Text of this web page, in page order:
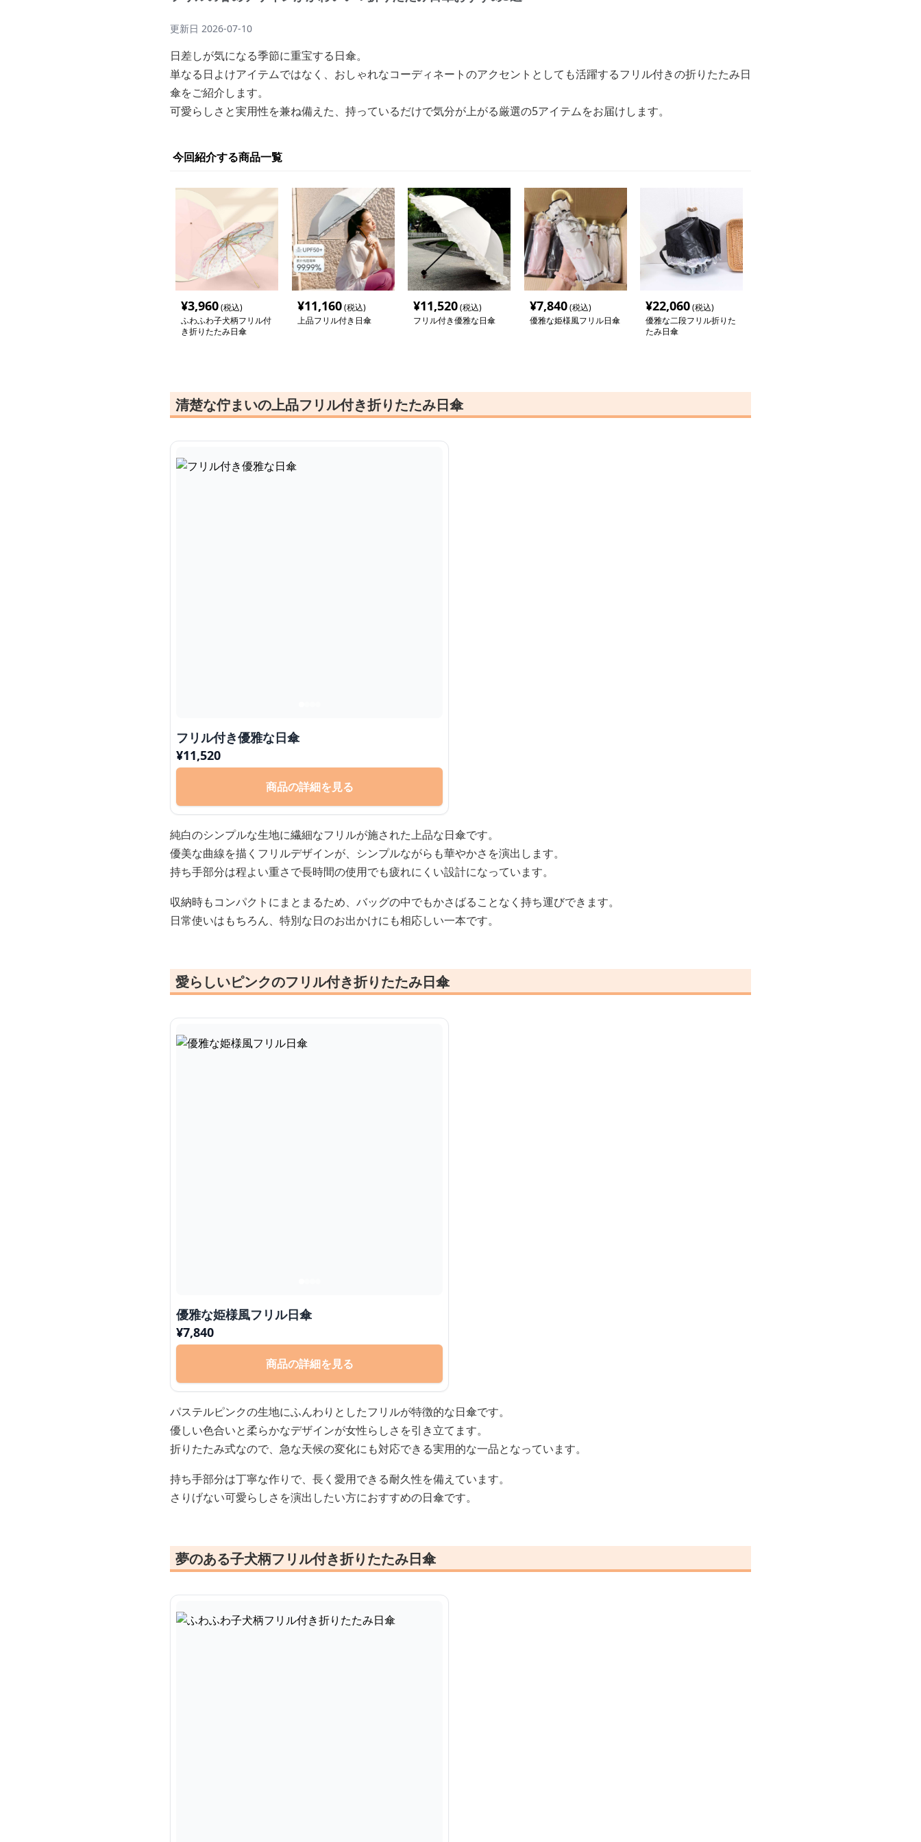
更新日 2026-07-10
日差しが気になる季節に重宝する日傘。
単なる日よけアイテムではなく、おしゃれなコーディネートのアクセントとしても活躍するフリル付きの折りたたみ日
傘をご紹介します。
可愛らしさと実用性を兼ね備えた、持っているだけで気分が上がる厳選の5アイテムをお届けします。
今回紹介する商品一覧
¥3,960(税込)
ふわふわ子犬柄フリル付
き折りたたみ日傘
¥11,160(税込)
上品フリル付き日傘
¥11,520(税込)
フリル付き優雅な日傘
¥7,840(税込)
優雅な姫様風フリル日傘
¥22,060(税込)
優雅な二段フリル折りた
たみ日傘
清楚な佇まいの上品フリル付き折りたたみ日傘
フリル付き優雅な日傘
¥11,520
商品の詳細を見る
純白のシンプルな生地に繊細なフリルが施された上品な日傘です。
優美な曲線を描くフリルデザインが、シンプルながらも華やかさを演出します。
持ち手部分は程よい重さで長時間の使用でも疲れにくい設計になっています。
収納時もコンパクトにまとまるため、バッグの中でもかさばることなく持ち運びできます。
日常使いはもちろん、特別な日のお出かけにも相応しい一本です。
愛らしいピンクのフリル付き折りたたみ日傘
優雅な姫様風フリル日傘
¥7,840
商品の詳細を見る
パステルピンクの生地にふんわりとしたフリルが特徴的な日傘です。
優しい色合いと柔らかなデザインが女性らしさを引き立てます。
折りたたみ式なので、急な天候の変化にも対応できる実用的な一品となっています。
持ち手部分は丁寧な作りで、長く愛用できる耐久性を備えています。
さりげない可愛らしさを演出したい方におすすめの日傘です。
夢のある子犬柄フリル付き折りたたみ日傘